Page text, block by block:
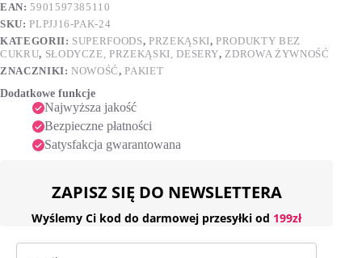
EAN:5901597385110
SKU:PLPJJ16-PAK-24
KATEGORII: SUPERFOODS, PRZEKĄSKI,PRODUKTY BEZ
CUKRU, SŁODYCZE, PRZEKĄSKI, DESERY,ZDROWA ŻYWNOŚĆ
ZNACZNIKI:NOWOŚĆ,PAKIET
Dodatkowe funkcje
Najwyższa jakość
Bezpieczne płatności
Satysfakcja gwarantowana
ZAPISZ SIĘ DO NEWSLETTERA
Wyślemy Ci kod do darmowej przesyłki od 199zł